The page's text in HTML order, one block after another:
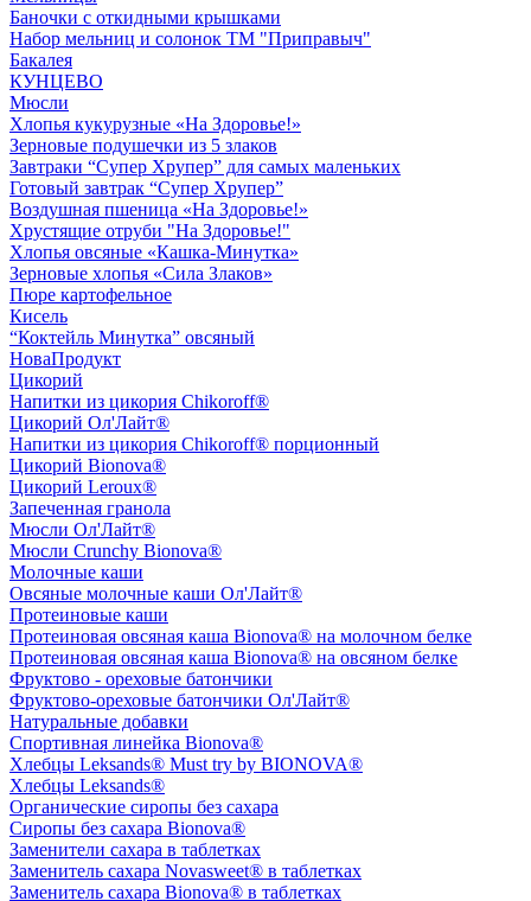
Баночки с откидными крышками
Набор мельниц и солонок ТМ "Приправыч"
Бакалея
КУНЦЕВО
Мюсли
Хлопья кукурузные «На Здоровье!»
Зерновые подушечки из 5 злаков
Завтраки “Супер Хрупер” для самых маленьких
Готовый завтрак “Супер Хрупер”
Воздушная пшеница «На Здоровье!»
Хрустящие отруби "На Здоровье!"
Хлопья овсяные «Кашка-Минутка»
Зерновые хлопья «Сила Злаков»
Пюре картофельное
Кисель
“Коктейль Минутка” овсяный
НоваПродукт
Цикорий
Напитки из цикория Chikoroff®
Цикорий Ол'Лайт®
Напитки из цикория Chikoroff® порционный
Цикорий Bionova®
Цикорий Leroux®
Запеченная гранола
Мюсли Ол'Лайт®
Мюсли Crunchy Bionova®
Молочные каши
Овсяные молочные каши Ол'Лайт®
Протеиновые каши
Протеиновая овсяная каша Bionova® на молочном белке
Протеиновая овсяная каша Bionova® на овсяном белке
Фруктово - ореховые батончики
Фруктово-ореховые батончики Ол'Лайт®
Натуральные добавки
Спортивная линейка Bionova®
Хлебцы Leksands® Must try by BIONOVA®
Хлебцы Leksands®
Органические сиропы без сахара
Сиропы без сахара Bionova®
Заменители сахара в таблетках
Заменитель сахара Novasweet® в таблетках
Заменитель сахара Bionova® в таблетках